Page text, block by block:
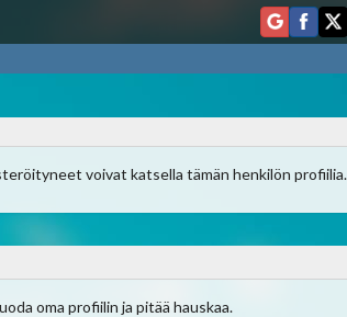
voivat katsella tämän henkilön profiilia.
oma profiilin ja pitää hauskaa.